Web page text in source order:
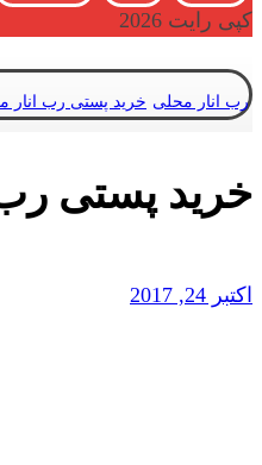
کپی رایت 2026
رب انار محلی خرید پستی رب انار
خرید پستی
اکتبر 24, 2017